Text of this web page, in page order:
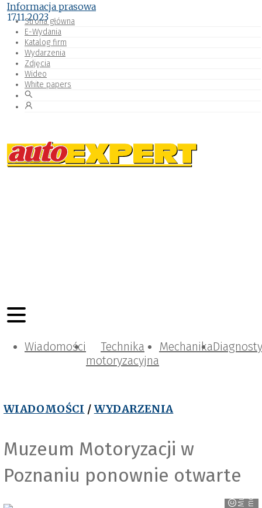
Strona główna
E-Wydania
Katalog firm
Wydarzenia
Zdjęcia
Wideo
White papers
Wiadomości
Technika
motoryzacyjna
Mechanika
WIADOMOŚCI / WYDARZENIA
Muzeum Motoryzacji w
Poznaniu ponownie otwarte
M
u
z
e
u
m
m
o
t
o
r
y
z
a
c
j
Informacja prasowa
17.11.2023